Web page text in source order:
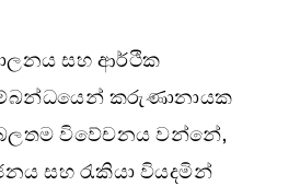
සහ ආර්ථික
කරුණානායක
විවේචනය වන්නේ,
සහ රැකියා වියදමින්